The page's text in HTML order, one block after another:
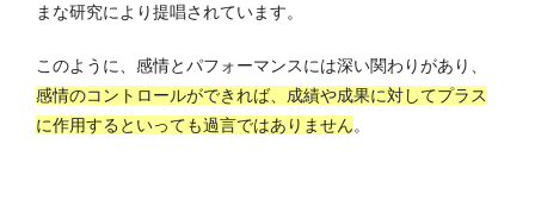
まな研究により提唱されています。
このように、感情とパフォーマンスには深い関わりがあり、
感情のコントロールができれば、成績や成果に対してプラス
に作用するといっても過言ではありません。